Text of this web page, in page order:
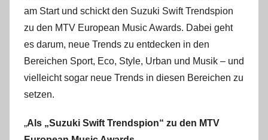
am Start und schickt den Suzuki Swift Trendspion
zu den MTV European Music Awards. Dabei geht
es darum, neue Trends zu entdecken in den
Bereichen Sport, Eco, Style, Urban und Musik – und
vielleicht sogar neue Trends in diesen Bereichen zu
setzen.
„Als „Suzuki Swift Trendspion“ zu den MTV